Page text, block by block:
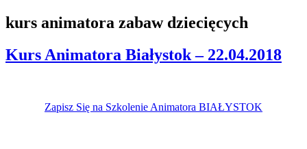
kurs animatora zabaw dziecięcych
Kurs Animatora Białystok – 22.04.2018
Zapisz Się na Szkolenie Animatora BIAŁYSTOK